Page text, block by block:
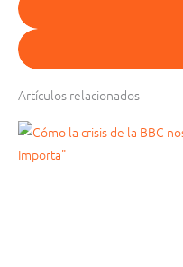
Artículos relacionados